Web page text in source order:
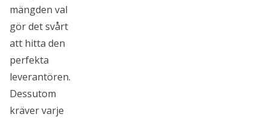
mängden val
gör det svårt
att hitta den
perfekta
leverantören.
Dessutom
kräver varje